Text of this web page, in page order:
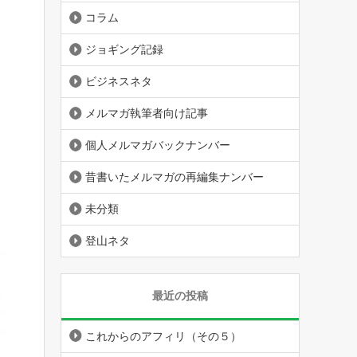
コラム
ジョギング記録
ビジネスネタ
メルマガ執筆者向け記事
個人メルマガバックナンバー
昔書いたメルマガの再編集ナンバー
未分類
登山ネタ
最近の投稿
これからのアフィリ（その５）